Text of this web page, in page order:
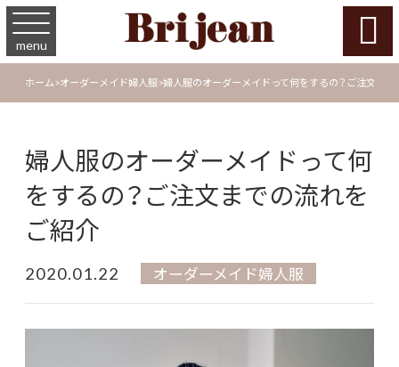
menu 
ホーム>オーダーメイド婦人服>婦人服のオーダーメイドって何をするの？ご注文ま
婦人服のオーダーメイドって何
をするの？ご注文までの流れを
ご紹介
2020.01.22 オーダーメイド婦人服